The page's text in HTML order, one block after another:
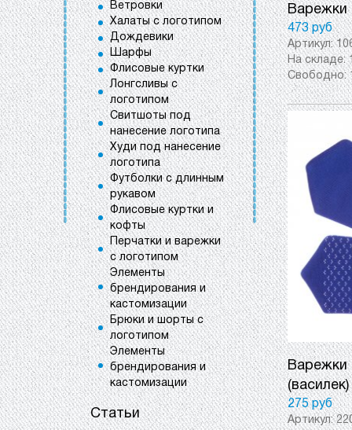
Ветровки
Халаты с логотипом
Дождевики
Шарфы
Флисовые куртки
Лонгсливы с
логотипом
Свитшоты под
нанесение логотипа
Худи под нанесение
логотипа
Футболки с длинным
рукавом
Флисовые куртки и
кофты
Перчатки и варежки
с логотипом
Элементы
брендирования и
кастомизации
Брюки и шорты с
логотипом
Элементы
брендирования и
кастомизации
Статьи
Варежки
473 руб
Артикул:
На складе:
Свободно:
Варежки
(василек)
275 руб
Артикул: